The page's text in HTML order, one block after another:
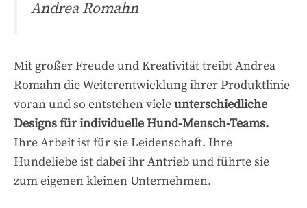
Andrea Romahn
Mit großer Freude und Kreativität treibt Andrea
Romahn die Weiterentwicklung ihrer Produktlinie
voran und so entstehen vieleunterschiedliche
Designs für individuelle Hund-Mensch-Teams.
Ihre Arbeit ist für sie Leidenschaft. Ihre
Hundeliebe ist dabei ihr Antrieb und führte sie
zum eigenen kleinen Unternehmen.